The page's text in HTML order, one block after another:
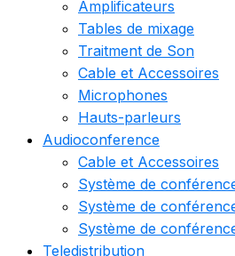
Amplificateurs
Tables de mixage
Traitment de Son
Cable et Accessoires
Microphones
Hauts-parleurs
Audioconference
Cable et Accessoires
Système de
Système de
Système de
Teledistribution